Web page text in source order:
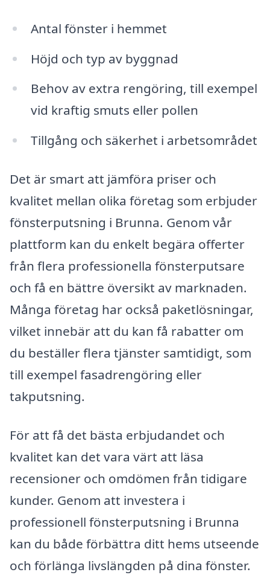
Antal fönster i hemmet
Höjd och typ av byggnad
Behov av extra rengöring, till exempel
vid kraftig smuts eller pollen
Tillgång och säkerhet i arbetsområdet
Det är smart att jämföra priser och
kvalitet mellan olika företag som erbjuder
fönsterputsning i Brunna. Genom vår
plattform kan du enkelt begära offerter
från flera professionella fönsterputsare
och få en bättre översikt av marknaden.
Många företag har också paketlösningar,
vilket innebär att du kan få rabatter om
du beställer flera tjänster samtidigt, som
till exempel fasadrengöring eller
takputsning.
För att få det bästa erbjudandet och
kvalitet kan det vara värt att läsa
recensioner och omdömen från tidigare
kunder. Genom att investera i
professionell fönsterputsning i Brunna
kan du både förbättra ditt hems utseende
och förlänga livslängden på dina fönster.